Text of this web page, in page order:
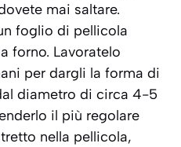
mai saltare.
foglio di pellicola
forno. Lavoratelo
per dargli la forma di
diametro di circa 4-5
il più regolare
nella pellicola,